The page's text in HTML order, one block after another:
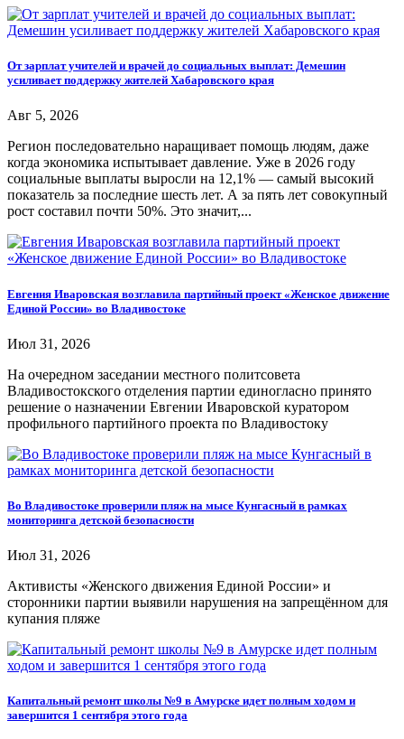
От зарплат учителей и врачей до социальных выплат: Демешин
усиливает поддержку жителей Хабаровского края
Авг 5, 2026
Регион последовательно наращивает помощь людям, даже
когда экономика испытывает давление. Уже в 2026 году
социальные выплаты выросли на 12,1% — самый высокий
показатель за последние шесть лет. А за пять лет совокупный
рост составил почти 50%. Это значит,...
Евгения Иваровская возглавила партийный проект «Женское движение
Единой России» во Владивостоке
Июл 31, 2026
На очередном заседании местного политсовета
Владивостокского отделения партии единогласно принято
решение о назначении Евгении Иваровской куратором
профильного партийного проекта по Владивостоку
Во Владивостоке проверили пляж на мысе Кунгасный в рамках
мониторинга детской безопасности
Июл 31, 2026
Активисты «Женского движения Единой России» и
сторонники партии выявили нарушения на запрещённом для
купания пляже
Капитальный ремонт школы №9 в Амурске идет полным ходом и
завершится 1 сентября этого года